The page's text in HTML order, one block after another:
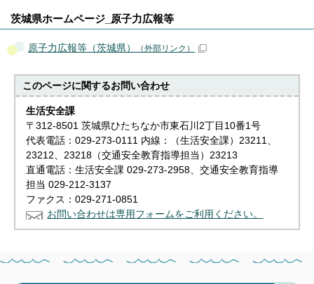
茨城県ホームページ_原子力広報等
原子力広報等（茨城県） （外部リンク）
このページに関するお問い合わせ
生活安全課
〒312-8501 茨城県ひたちなか市東石川2丁目10番1号
代表電話：029-273-0111 内線：（生活安全課）23211、
23212、23218（交通安全教育指導担当）23213
直通電話：生活安全課 029-273-2958、交通安全教育指導
担当 029-212-3137
ファクス：029-271-0851
お問い合わせは専用フォームをご利用ください。